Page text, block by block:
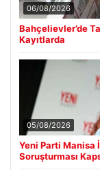
06/08/2026
Bahçelievler’de
Kayıtlarda
05/08/2026
Yeni Parti Manisa
Soruşturması